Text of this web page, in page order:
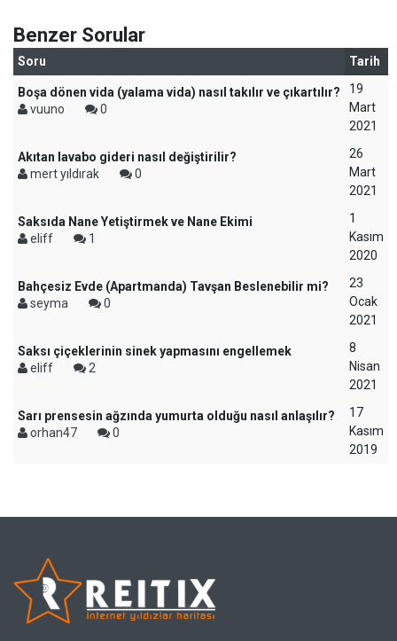
Benzer Sorular
Soru Tarih
Boşa dönen vida (yalama vida) nasıl takılır ve çıkartılır?
vuuno
0
19
Mart
2021
Akıtan lavabo gideri nasıl değiştirilir?
mert yıldırak
0
26
Mart
2021
Saksıda Nane Yetiştirmek ve Nane Ekimi
eliff
1
1
Kasım
2020
Bahçesiz Evde (Apartmanda) Tavşan Beslenebilir mi?
seyma
0
23
Ocak
2021
Saksı çiçeklerinin sinek yapmasını engellemek
eliff
2
8
Nisan
2021
Sarı prensesin ağzında yumurta olduğu nasıl anlaşılır?
orhan47
0
17
Kasım
2019